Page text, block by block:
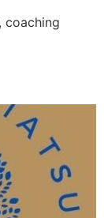
coaching